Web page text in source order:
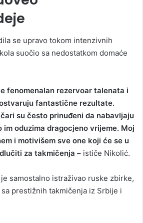
se upravo tokom intenzivnih
suočio sa nedostatkom domaće
fenomenalan rezervoar talenata i
fantastične rezultate.
su često prinuđeni da nabavljaju
oduzima dragocjeno vrijeme. Moj
i motivišem sve one koji će se u
za takmičenja – ističe Nikolić.
samostalno istraživao ruske zbirke,
prestižnih takmičenja iz Srbije i